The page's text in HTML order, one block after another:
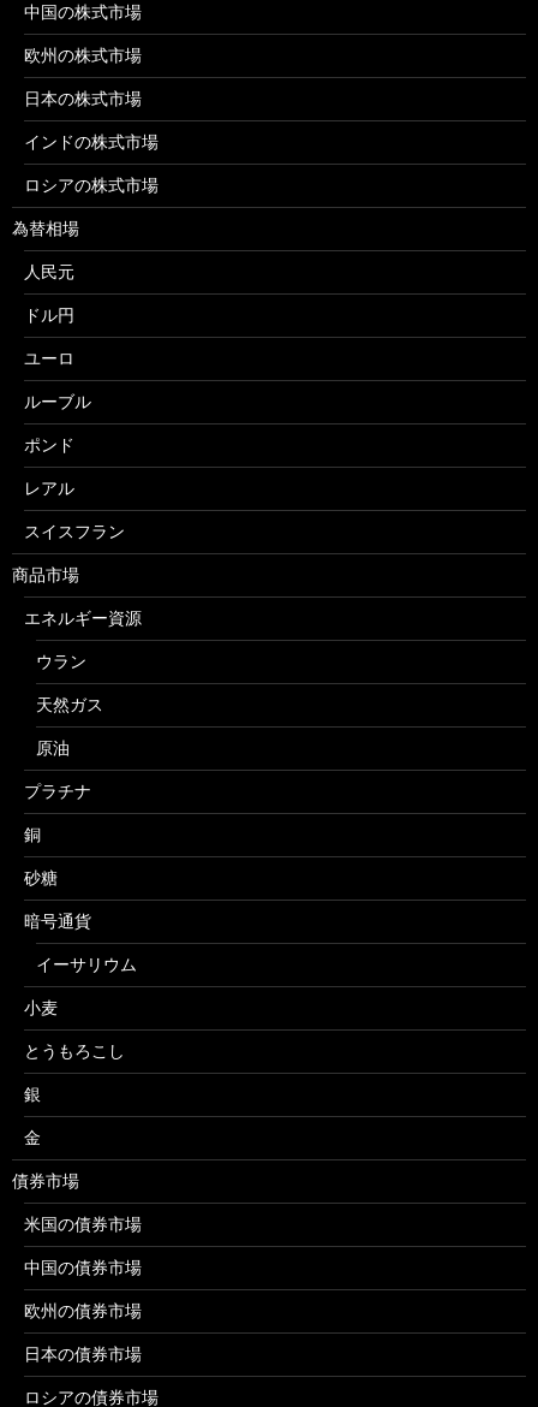
中国の株式市場
欧州の株式市場
日本の株式市場
インドの株式市場
ロシアの株式市場
為替相場
人民元
ドル円
ユーロ
ルーブル
ポンド
レアル
スイスフラン
商品市場
エネルギー資源
ウラン
天然ガス
原油
プラチナ
銅
砂糖
暗号通貨
イーサリウム
小麦
とうもろこし
銀
金
債券市場
米国の債券市場
中国の債券市場
欧州の債券市場
日本の債券市場
ロシアの債券市場